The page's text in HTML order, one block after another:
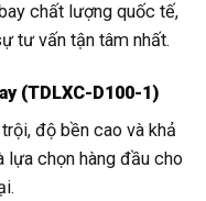
chất lượng quốc tế,
tư vấn tận tâm nhất.
(TDLXC-D100-1)
độ bền cao và khả
lựa chọn hàng đầu cho